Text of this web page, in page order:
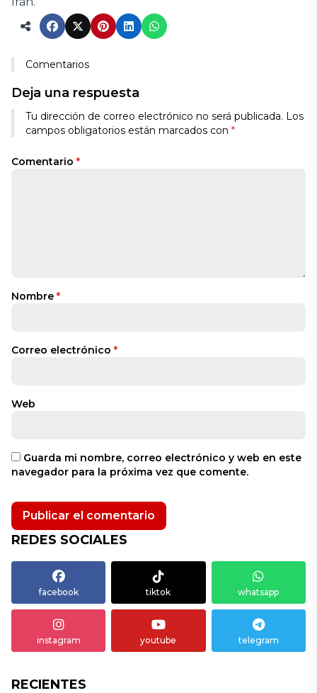
Comentarios
Deja una respuesta
Tu dirección de correo electrónico no será publicada. Los
campos obligatorios están marcados con *
Comentario *
Nombre *
Correo electrónico *
Web
Guarda mi nombre, correo electrónico y web en este
navegador para la próxima vez que comente.
REDES SOCIALES
facebook tiktok whatsapp
instagram youtube telegram
RECIENTES